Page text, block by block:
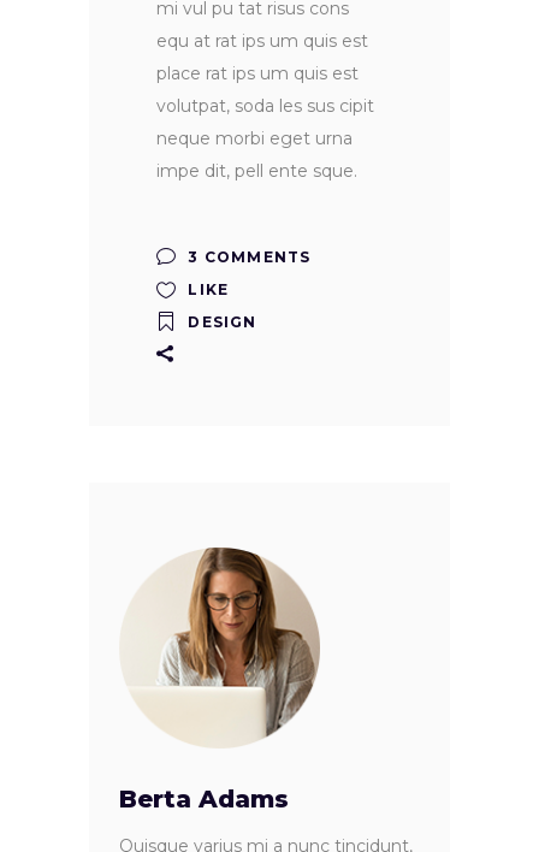
mi vul pu tat risus cons
equ at rat ips um quis est
place rat ips um quis est
volutpat, soda les sus cipit
neque morbi eget urna
impe dit, pell ente sque.
3 COMMENTS
LIKE
DESIGN
Berta Adams
Quisque varius mi a nunc tincidunt,